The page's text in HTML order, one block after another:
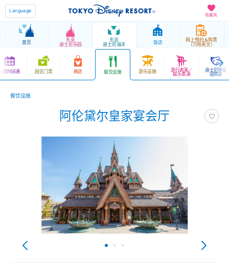
收藏夹
Language
首页 东京
迪士尼乐园
东京
迪士尼海洋 饭店 网上预约＆购票
（只用英文）
营时间表 园区门票 商店 餐饮设施 游乐设施 游行表演／
娱乐表演
迪士尼明星
迎宾会
餐饮设施
阿伦黛尔皇家宴会厅